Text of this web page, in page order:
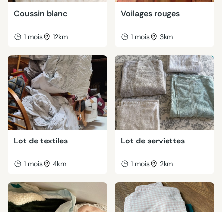
Coussin blanc
1 mois 12km
Voilages rouges
1 mois 3km
Lot de textiles
1 mois 4km
Lot de serviettes
1 mois 2km